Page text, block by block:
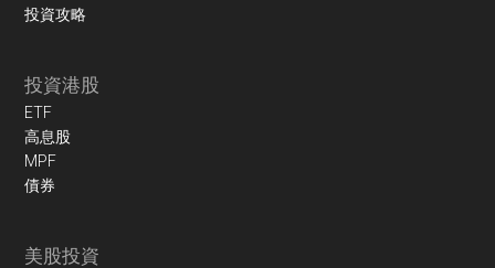
投資攻略
投資港股
ETF
高息股
MPF
債券
美股投資